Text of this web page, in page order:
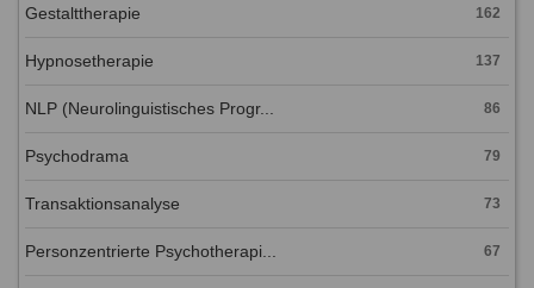
Gestalttherapie 162
Hypnosetherapie 137
NLP (Neurolinguistisches Progr... 86
Psychodrama 79
Transaktionsanalyse 73
Personzentrierte Psychotherapi... 67